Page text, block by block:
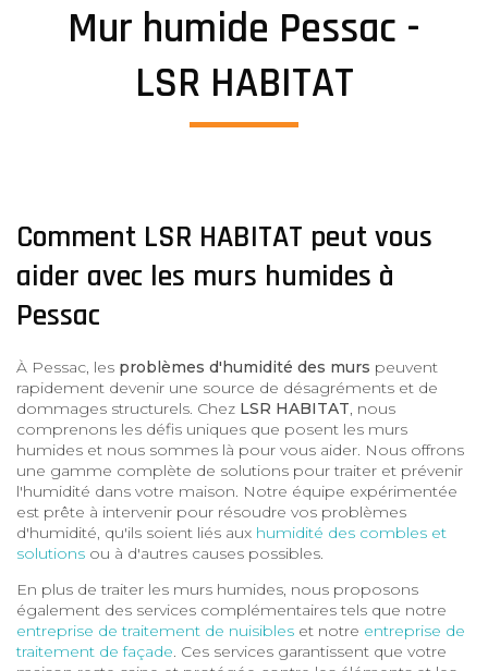
Mur humide Pessac -
LSR HABITAT
Comment LSR HABITAT peut vous
aider avec les murs humides à
Pessac
À Pessac, les problèmes d'humidité des murs peuvent
rapidement devenir une source de désagréments et de
dommages structurels. Chez LSR HABITAT, nous
comprenons les défis uniques que posent les murs
humides et nous sommes là pour vous aider. Nous offrons
une gamme complète de solutions pour traiter et prévenir
l'humidité dans votre maison. Notre équipe expérimentée
est prête à intervenir pour résoudre vos problèmes
d'humidité, qu'ils soient liés aux humidité des combles et
solutions ou à d'autres causes possibles.
En plus de traiter les murs humides, nous proposons
également des services complémentaires tels que notre
entreprise de traitement de nuisibles et notre entreprise de
traitement de façade. Ces services garantissent que votre